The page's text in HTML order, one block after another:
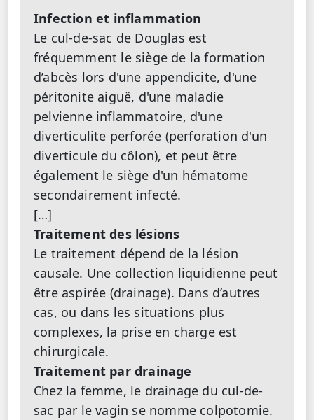
Infection et inflammation
Le cul-de-sac de Douglas est
fréquemment le siège de la formation
d’abcès lors d'une appendicite, d'une
péritonite aiguë, d'une maladie
pelvienne inflammatoire, d'une
diverticulite perforée (perforation d'un
diverticule du côlon), et peut être
également le siège d'un hématome
secondairement infecté.
[…]
Traitement des lésions
Le traitement dépend de la lésion
causale. Une collection liquidienne peut
être aspirée (drainage). Dans d’autres
cas, ou dans les situations plus
complexes, la prise en charge est
chirurgicale.
Traitement par drainage
Chez la femme, le drainage du cul-de-
sac par le vagin se nomme colpotomie.